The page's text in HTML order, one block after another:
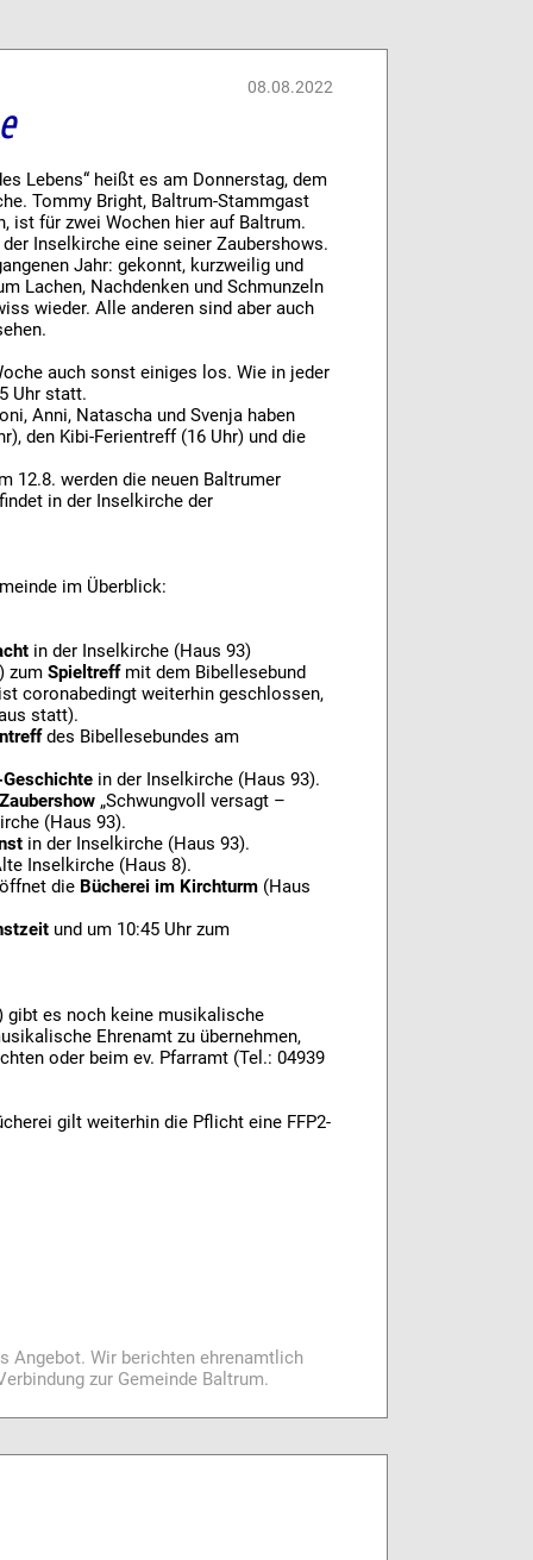
08.08.2022
Lebens“ heißt es am Donnerstag, dem
Tommy Bright, Baltrum-Stammgast
ist für zwei Wochen hier auf Baltrum.
Inselkirche eine seiner Zaubershows.
Jahr: gekonnt, kurzweilig und
Lachen, Nachdenken und Schmunzeln
wieder. Alle anderen sind aber auch
auch sonst einiges los. Wie in jeder
Uhr statt.
Anni, Natascha und Svenja haben
den Kibi-Ferientreff (16 Uhr) und die
12.8. werden die neuen Baltrumer
in der Inselkirche der
im Überblick:
in der Inselkirche (Haus 93)
zumSpieltreffmit dem Bibellesebund
coronabedingt weiterhin geschlossen,
statt).
des Bibellesebundes am
in der Inselkirche (Haus 93).
„Schwungvoll versagt –
(Haus 93).
in der Inselkirche (Haus 93).
Inselkirche (Haus 8).
die Bücherei im Kirchturm (Haus
und um 10:45 Uhr zum
gibt es noch keine musikalische
Ehrenamt zu übernehmen,
oder beim ev. Pfarramt (Tel.: 04939
gilt weiterhin die Pflicht eine FFP2-
Angebot. Wir berichten ehrenamtlich
zur Gemeinde Baltrum.